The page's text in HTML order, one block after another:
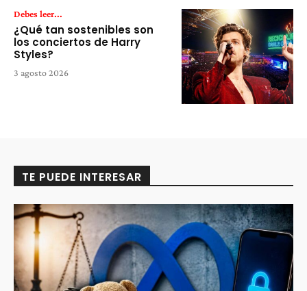
Debes leer...
¿Qué tan sostenibles son
los conciertos de Harry
Styles?
3 agosto 2026
TE PUEDE INTERESAR